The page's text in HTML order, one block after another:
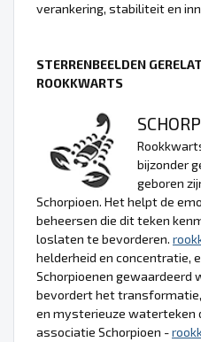
verankering, stabiliteit en
STERRENBEELDEN
ROOKKWARTS
bijzonder
geboren
Schorpioen. Het helpt de
beheersen die dit teken
loslaten te bevorderen.
helderheid en concentratie,
Schorpioenen gewaardeerd
bevordert het
en mysterieuze waterteken
associatie Schorpioen -